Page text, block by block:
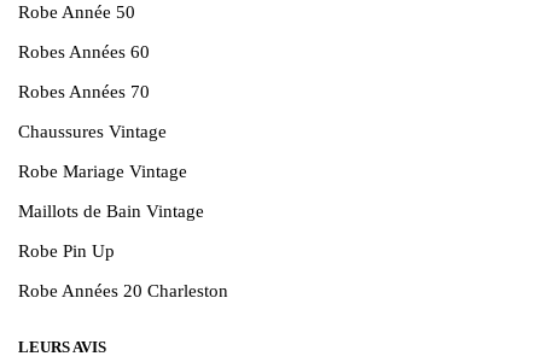
Robe Année 50
Robes Années 60
Robes Années 70
Chaussures Vintage
Robe Mariage Vintage
Maillots de Bain Vintage
Robe Pin Up
Robe Années 20 Charleston
LEURS AVIS